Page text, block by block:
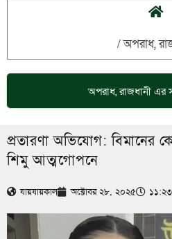
/অপরাধ,
অপরাধ,রাজধানী এর
প্রতারণা অভিযোগ: বিমানের
শিমু আত্মগোপনে
যায়যায়কাল অক্টোবর ২৮, ২০২৫ ১১:২৩